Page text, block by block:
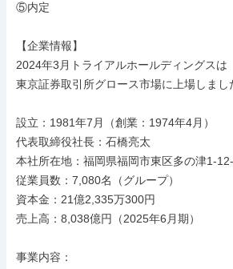
⑤内定
【企業情報】
2024年3月トライアルホールディングスは
東京証券取引所グロース市場に上場しまし
設立：1981年7月（創業：1974年4月）
代表取締役社長：石橋亮太
本社所在地：福岡県福岡市東区多の津1-
従業員数：7,080名（グループ）
資本金：21億2,335万300円
売上高：8,038億円（2025年6月期）
事業内容：